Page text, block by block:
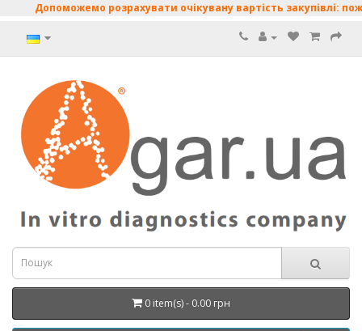
Допоможемо розрахувати очікувану вартість закупівлі:
0 item(s) - 0.00 грн